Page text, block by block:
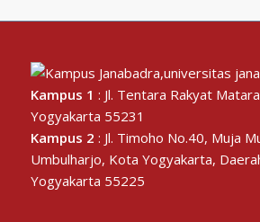
Kampus 1 : Jl. Tentara Rakyat
Yogyakarta 55231
Kampus 2 : Jl. Timoho No.40, Muja
Umbulharjo, Kota Yogyakarta,
Yogyakarta 55225